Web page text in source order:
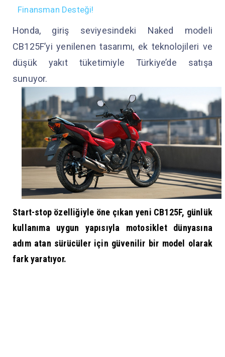
Finansman Desteği!
Honda, giriş seviyesindeki Naked modeli
CB125F’yi yenilenen tasarımı, ek teknolojileri ve
düşük yakıt tüketimiyle Türkiye’de satışa
sunuyor.
Start-stop özelliğiyle öne çıkan yeni CB125F, günlük
kullanıma uygun yapısıyla motosiklet dünyasına
adım atan sürücüler için güvenilir bir model olarak
fark yaratıyor.